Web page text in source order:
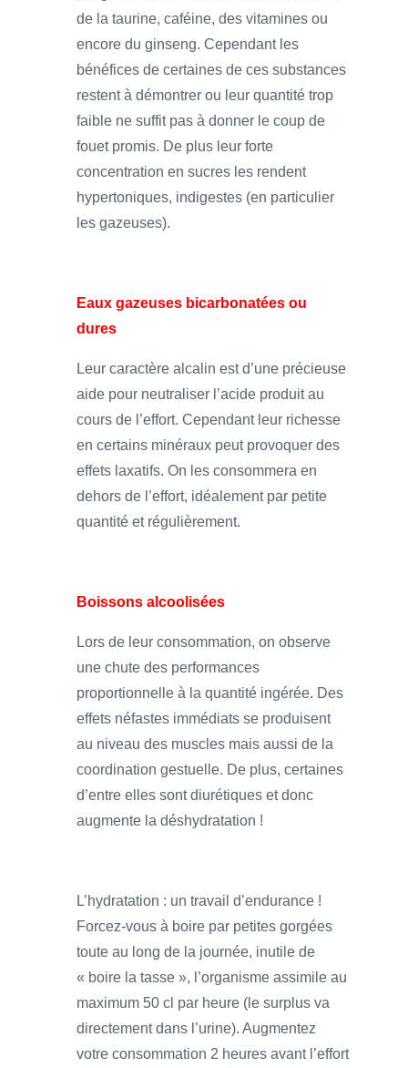
de la taurine, caféine, des vitamines ou
encore du ginseng. Cependant les
bénéfices de certaines de ces substances
restent à démontrer ou leur quantité trop
faible ne suffit pas à donner le coup de
fouet promis. De plus leur forte
concentration en sucres les rendent
hypertoniques, indigestes (en particulier
les gazeuses).
Eaux gazeuses bicarbonatées ou
dures
Leur caractère alcalin est d’une précieuse
aide pour neutraliser l’acide produit au
cours de l’effort. Cependant leur richesse
en certains minéraux peut provoquer des
effets laxatifs. On les consommera en
dehors de l’effort, idéalement par petite
quantité et régulièrement.
Boissons alcoolisées
Lors de leur consommation, on observe
une chute des performances
proportionnelle à la quantité ingérée. Des
effets néfastes immédiats se produisent
au niveau des muscles mais aussi de la
coordination gestuelle. De plus, certaines
d’entre elles sont diurétiques et donc
augmente la déshydratation !
L’hydratation : un travail d’endurance !
Forcez-vous à boire par petites gorgées
toute au long de la journée, inutile de
« boire la tasse », l’organisme assimile au
maximum 50 cl par heure (le surplus va
directement dans l’urine). Augmentez
votre consommation 2 heures avant l’effort